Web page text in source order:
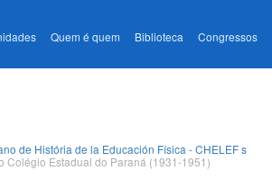
Quem é quem Biblioteca Congressos
de História de la Educación Física - CHELEF s
Colégio Estadual do Paraná (1931-1951)